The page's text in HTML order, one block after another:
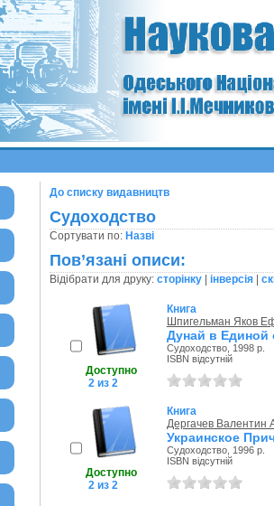
До списку видавництв
Судоходство
Сортувати по: Назві
Пов’язані описи:
Відібрати для друку: сторінку| інверсія|
Доступно
2 из 2
Книга
Шпигельман Яков
Дунай в Единой
Судоходство, 1998 р.
ISBN відсутній
Доступно
2 из 2
Книга
Дергачев Валентин
Украинское
Судоходство, 1996 р.
ISBN відсутній